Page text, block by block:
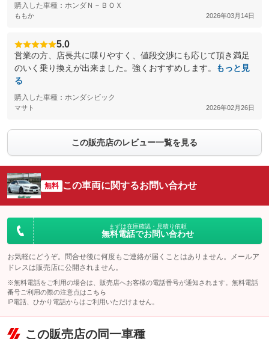
購入した車種：ホンダＮ－ＢＯＸ
ももか 2026年03月14日
5.0
営業の方、店長共に喋りやすく、値段交渉にも応じて頂き満足
のいく乗り換えが出来ました。強くおすすめします。
もっと見
る
購入した車種：ホンダシビック
マサト 2026年02月26日
この販売店のレビュー一覧を見る
無料 この車両に関するお問い合わせ
まずは在庫確認・見積り依頼
無料電話でお問い合わせ
お気軽にどうぞ。問合せ後に何度もご連絡が届くことはありません。メールア
ドレスは販売店に公開されません。
※無料電話をご利用の場合は、販売店へお客様の電話番号が通知されます。無料電話
番号ご利用の際の注意点は こちら
IP電話、ひかり電話からはご利用いただけません。
この販売店の同一車種